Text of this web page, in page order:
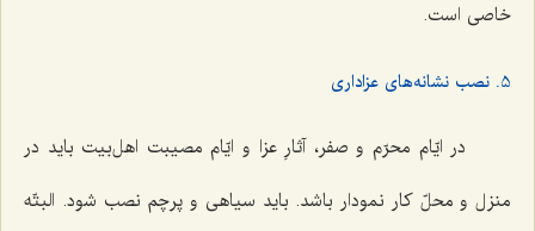
خاصی است.
5. نصب نشانه‌های عزاداری
در ایّام محرّم و صفر، آثارِ عزا و ایّام مصیبت اهل‌بیت باید در
منزل و محلّ کار نمودار باشد. باید سیاهی و پرچم نصب شود. البتّه